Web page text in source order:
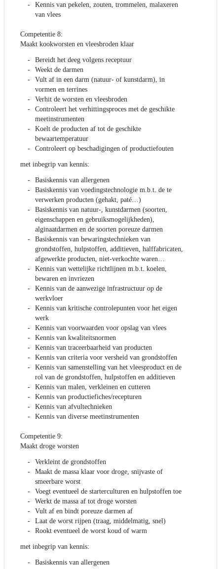
Kennis van pekelen, zouten, trommelen, malaxeren
van vlees
Competentie 8:
Maakt kookworsten en vleesbroden klaar
Bereidt het deeg volgens receptuur
Weekt de darmen
Vult af in een darm (natuur- of kunstdarm), in
vormen en terrines
Verhit de worsten en vleesbroden
Controleert het verhittingsproces met de geschikte
meetinstrumenten
Koelt de producten af tot de geschikte
bewaartemperatuur
Controleert op beschadigingen of productiefouten
met inbegrip van kennis:
Basiskennis van allergenen
Basiskennis van voedingstechnologie m.b.t. de te
verwerken producten (gehakt, paté…)
Basiskennis van natuur-, kunstdarmen (soorten,
eigenschappen en gebruiksmogelijkheden),
alginaatdarmen en de soorten poreuze darmen
Basiskennis van bewaringstechnieken van
grondstoffen, hulpstoffen, additieven, halffabricaten,
afgewerkte producten, niet-verkochte waren…
Kennis van wettelijke richtlijnen m.b.t. koelen,
bewaren en invriezen
Kennis van de aanwezige infrastructuur op de
werkvloer
Kennis van kritische controlepunten voor het eigen
werk
Kennis van voorwaarden voor opslag van vlees
Kennis van kwaliteitsnormen
Kennis van traceerbaarheid van producten
Kennis van criteria voor versheid van grondstoffen
Kennis van samenstelling van het vleesproduct en de
rol van de grondstoffen, hulpstoffen en additieven
Kennis van malen, verkleinen en cutteren
Kennis van productiefiches/recepturen
Kennis van afvultechnieken
Kennis van diverse meetinstrumenten
Competentie 9:
Maakt droge worsten
Verkleint de grondstoffen
Maakt de massa klaar voor droge, snijvaste of
smeerbare worst
Voegt eventueel de starterculturen en hulpstoffen toe
Werkt de massa af tot droge worsten
Vult af en bindt poreuze darmen af
Laat de worst rijpen (traag, middelmatig, snel)
Rookt eventueel de worst koud of warm
met inbegrip van kennis:
Basiskennis van allergenen